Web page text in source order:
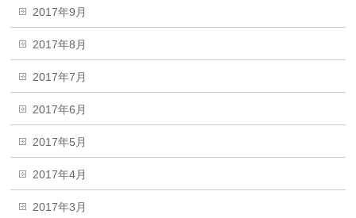
2017年9月
2017年8月
2017年7月
2017年6月
2017年5月
2017年4月
2017年3月